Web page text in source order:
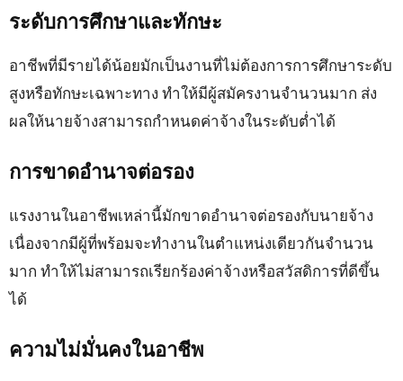
ระดับการศึกษาและทักษะ
อาชีพที่มีรายได้น้อยมักเป็นงานที่ไม่ต้องการการศึกษาระดับ
สูงหรือทักษะเฉพาะทาง ทำให้มีผู้สมัครงานจำนวนมาก ส่ง
ผลให้นายจ้างสามารถกำหนดค่าจ้างในระดับต่ำได้
การขาดอำนาจต่อรอง
แรงงานในอาชีพเหล่านี้มักขาดอำนาจต่อรองกับนายจ้าง
เนื่องจากมีผู้ที่พร้อมจะทำงานในตำแหน่งเดียวกันจำนวน
มาก ทำให้ไม่สามารถเรียกร้องค่าจ้างหรือสวัสดิการที่ดีขึ้น
ได้
ความไม่มั่นคงในอาชีพ